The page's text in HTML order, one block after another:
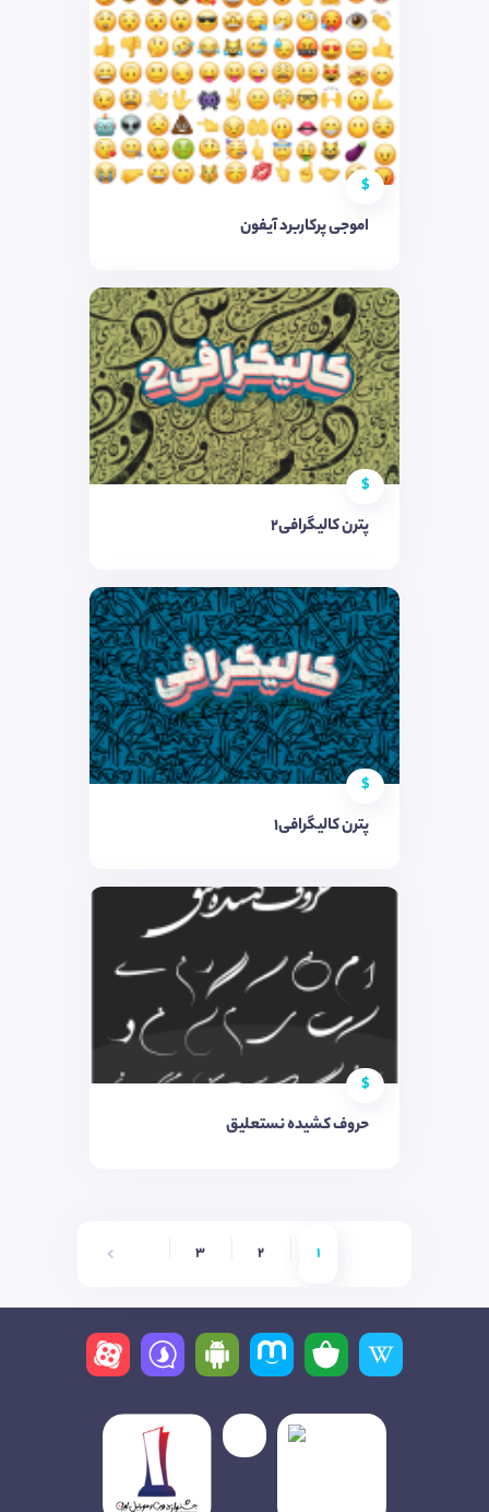
$
اموجی پرکاربرد آیفون
$
پترن کالیگرافی2
$
پترن کالیگرافی1
$
حروف کشیده نستعلیق
1
2
3